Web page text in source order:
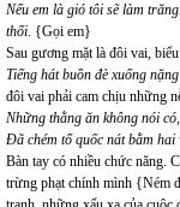
Nếu em là gió tôi sẽ làm
thổi. {Gọi em}
Sau gương mặt là đôi vai,
Tiếng hát buồn đè xuống
đôi vai phải cam chịu những
Những thằng ăn không nói có,
Đã chém tổ quốc nát bằm hai
Bàn tay có nhiều chức năng.
trừng phạt chính mình {Ném